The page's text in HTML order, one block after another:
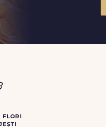
flori